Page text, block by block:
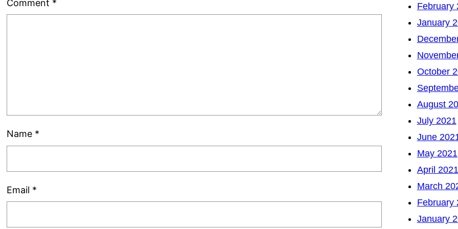
Comment *
Name *
Email *
February
January
October
August
July 2021
June
May 2021
April 2021
March
February
January